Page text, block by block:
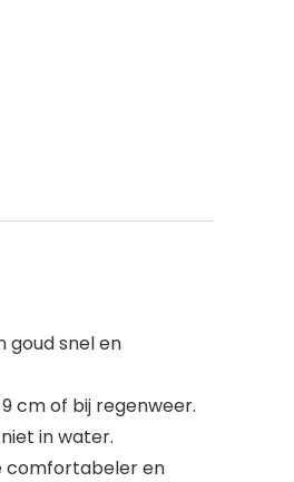
goud snel en
cm of bij regenweer.
in water.
comfortabeler en